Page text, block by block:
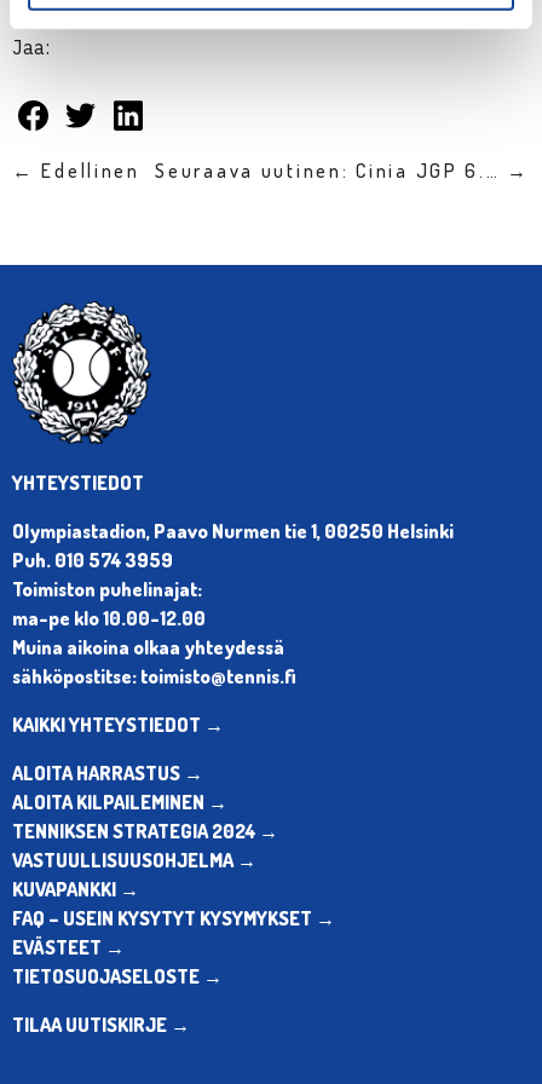
Jaa:
← Edellinen Seuraava uutinen: Cinia JGP 6.… →
YHTEYSTIEDOT
Olympiastadion, Paavo Nurmen tie 1, 00250 Helsinki
Puh. 010 574 3959
Toimiston puhelinajat:
ma-pe klo 10.00-12.00
Muina aikoina olkaa yhteydessä
sähköpostitse: toimisto@tennis.fi
KAIKKI YHTEYSTIEDOT →
ALOITA HARRASTUS →
ALOITA KILPAILEMINEN →
TENNIKSEN STRATEGIA 2024 →
VASTUULLISUUSOHJELMA →
KUVAPANKKI →
FAQ – USEIN KYSYTYT KYSYMYKSET →
EVÄSTEET →
TIETOSUOJASELOSTE →
TILAA UUTISKIRJE →